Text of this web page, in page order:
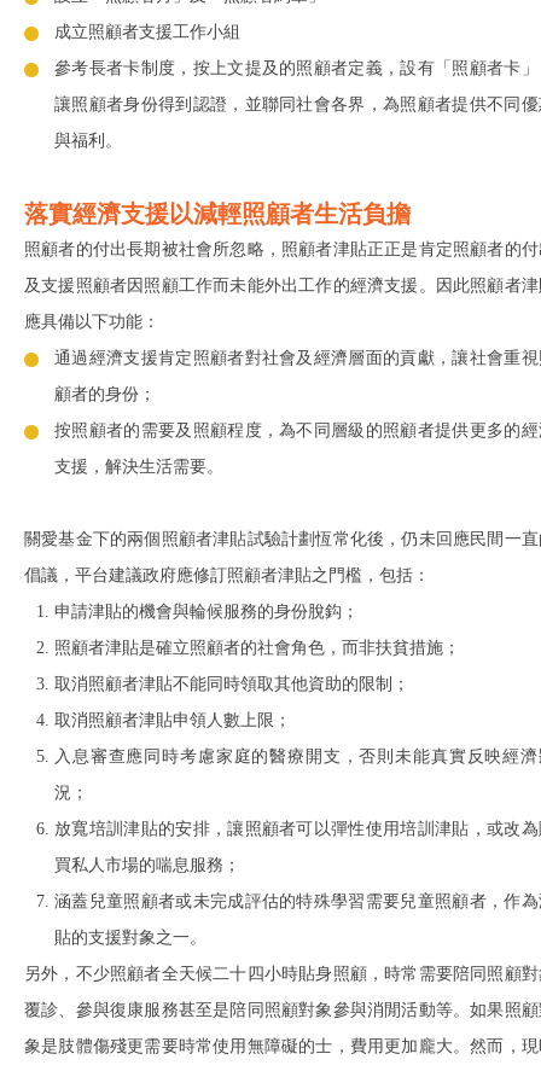
成立照顧者支援工作小組
參考長者卡制度，按上文提及的照顧者定義，設有「照顧者卡
讓照顧者身份得到認證，並聯同社會各界，為照顧者提供不同
與福利。
落實經濟支援以減輕照顧者生活負擔
照顧者的付出長期被社會所忽略，照顧者津貼正正是肯定照顧者的
及支援照顧者因照顧工作而未能外出工作的經濟支援。因此照顧者
應具備以下功能：
通過經濟支援肯定照顧者對社會及經濟層面的貢獻，讓社會重
顧者的身份；
按照顧者的需要及照顧程度，為不同層級的照顧者提供更多的
支援，解決生活需要。
關愛基金下的兩個照顧者津貼試驗計劃恆常化後，仍未回應民間一
倡議，平台建議政府應修訂照顧者津貼之門檻，包括：
申請津貼的機會與輪候服務的身份脫鈎；
照顧者津貼是確立照顧者的社會角色，而非扶貧措施；
取消照顧者津貼不能同時領取其他資助的限制；
取消照顧者津貼申領人數上限；
入息審查應同時考慮家庭的醫療開支，否則未能真實反映經濟
況；
放寬培訓津貼的安排，讓照顧者可以彈性使用培訓津貼，或改
買私人市場的喘息服務；
涵蓋兒童照顧者或未完成評估的特殊學習需要兒童照顧者，作
貼的支援對象之一。
另外，不少照顧者全天候二十四小時貼身照顧，時常需要陪同照顧
覆診、參與復康服務甚至是陪同照顧對象參與消閒活動等。如果照
象是肢體傷殘更需要時常使用無障礙的士，費用更加龐大。然而，